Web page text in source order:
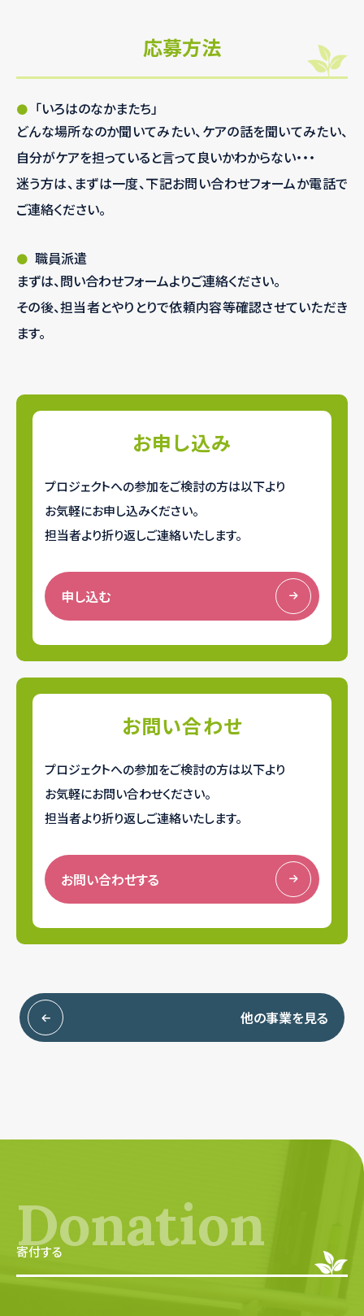
応募方法
「いろはのなかまたち」
どんな場所なのか聞いてみたい、ケアの話を聞いてみたい、
自分がケアを担っていると言って良いかわからない・・・
迷う方は、まずは一度、下記お問い合わせフォームか電話で
ご連絡ください。
職員派遣
まずは、問い合わせフォームよりご連絡ください。
その後、担当者とやりとりで依頼内容等確認させていただき
ます。
お申し込み
プロジェクトへの参加をご検討の方は以下より
お気軽にお申し込みください。
担当者より折り返しご連絡いたします。
申し込む
お問い合わせ
プロジェクトへの参加をご検討の方は以下より
お気軽にお問い合わせください。
担当者より折り返しご連絡いたします。
お問い合わせする
他の事業を見る
Donation
寄付する